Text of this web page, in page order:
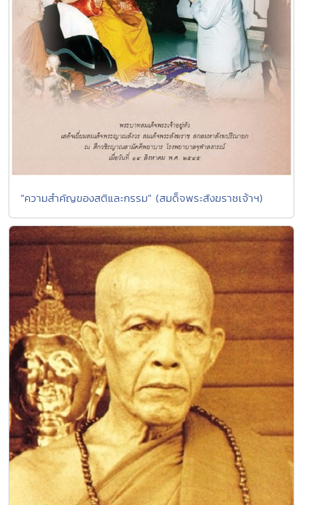
"ความสำคัญของสติและกรรม" (สมด็จพระสังฆราชเจ้าฯ)